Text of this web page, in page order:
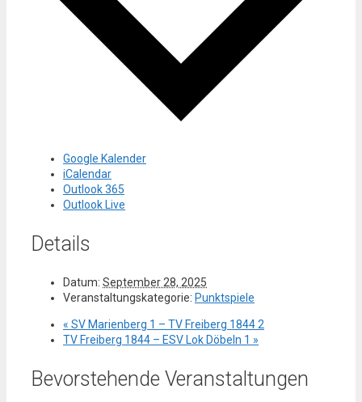
Google Kalender
iCalendar
Outlook 365
Outlook Live
Details
Datum: September 28, 2025
Veranstaltungskategorie: Punktspiele
« SV Marienberg 1 – TV Freiberg 1844 2
TV Freiberg 1844 – ESV Lok Döbeln 1 »
Bevorstehende Veranstaltungen